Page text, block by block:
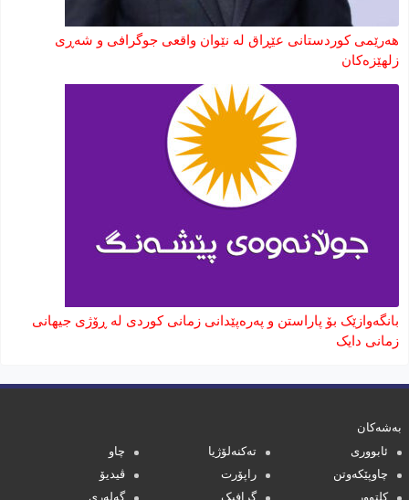
هەرێمی كوردستانی عێڕاق لە نێوان واقعی جوگرافی و شەڕی
زلهێزەكان
بانگەوازێک بۆ پاراستن و پەرەپێدانی زمانی کوردی لە ڕۆژی جیهانی
زمانی دایک
بەشەکان
ئابووری
تەکنەلۆژیا
چاو
چاوپێکەوتن
راپۆرت
ڤیدیۆ
کلتوور
گرافیک گەلەری